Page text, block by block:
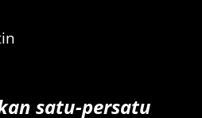
satu-persatu